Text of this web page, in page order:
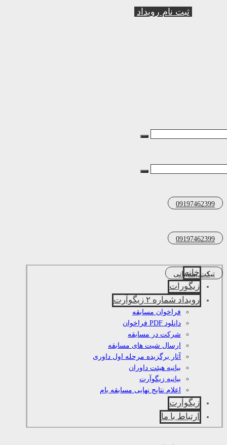
ثبت نام رویداد
09197462399
09197462399
تیکت پشتیبانی
خانه
زیگورات
رویداد شماره ۲ زیگوآرت
فراخوان مسابقه
دانلود PDF فراخوان
شرکت در مسابقه
ارسال شیت های مسابقه
آثار برگزیده مرحله اول داوری
بیانیه هیئت داوران
بیانیه زیگوآرت
اعلام نتایج نهایی مسابقه بام
زیگوآرت
ارتباط با ما